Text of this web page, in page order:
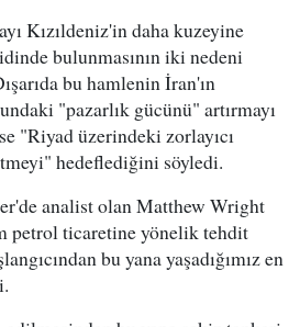
Kızıldeniz'in daha kuzeyine
bulunmasının iki nedeni
bu hamlenin İran'ın
"pazarlık gücünü" artırmayı
"Riyad üzerindeki zorlayıcı
hedeflediğini söyledi.
analist olan Matthew Wright
petrol ticaretine yönelik tehdit
bu yana yaşadığımız en